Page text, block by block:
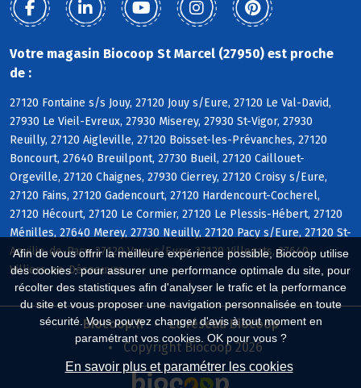
Afin de vous offrir la meilleure expérience possible, Biocoop utilise
des cookies : pour assurer une performance optimale du site, pour
récolter des statistiques afin d'analyser le trafic et la performance
du site et vous proposer une navigation personnalisée en toute
sécurité. Vous pouvez changer d'avis à tout moment en
paramétrant vos cookies. OK pour vous ?
En savoir plus et paramétrer les cookies
Votre magasin Biocoop St Marcel (27950) est proche
de :
27120 Fontaine s/s Jouy, 27120 Jouy s/Eure, 27120 Le Val-David,
27930 Le Vieil-Evreux, 27930 Miserey, 27930 St-Vigor, 27930
Reuilly, 27120 Aigleville, 27120 Boisset-les-Prévanches, 27120
Boncourt, 27640 Breuilpont, 27730 Bueil, 27120 Caillouet-
Orgeville, 27120 Chaignes, 27930 Cierrey, 27120 Croisy s/Eure,
27120 Fains, 27120 Gadencourt, 27120 Hardencourt-Cocherel,
27120 Hécourt, 27120 Le Cormier, 27120 Le Plessis-Hébert, 27120
Ménilles, 27640 Merey, 27730 Neuilly, 27120 Pacy s/Eure, 27120 St-
Aquilin-de-Pacy, 27120 Vaux s/Eure, 27120 Villegats, 27640
Villiers-en-Désoeuvre
Biocoop.fr
Le réseau Biocoop
Copyright Biocoop 2026